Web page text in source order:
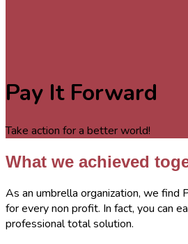
Pay It Forward
Take action for a better world!
What we achieved
As an umbrella organization, we find
for every non profit. In fact, you can
professional total solution.